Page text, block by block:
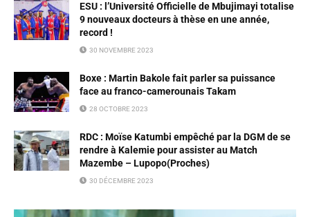
ESU : l’Université Officielle de Mbujimayi totalise
9 nouveaux docteurs à thèse en une année,
record !
30 NOVEMBRE 2023
Boxe : Martin Bakole fait parler sa puissance
face au franco-camerounais Takam
28 OCTOBRE 2023
RDC : Moïse Katumbi empêché par la DGM de se
rendre à Kalemie pour assister au Match
Mazembe – Lupopo(Proches)
30 DÉCEMBRE 2023